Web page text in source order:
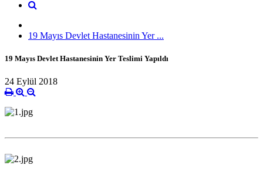
19 Mayıs Devlet Hastanesinin Yer ...
19 Mayıs Devlet Hastanesinin Yer Teslimi Yapıldı
24 Eylül 2018